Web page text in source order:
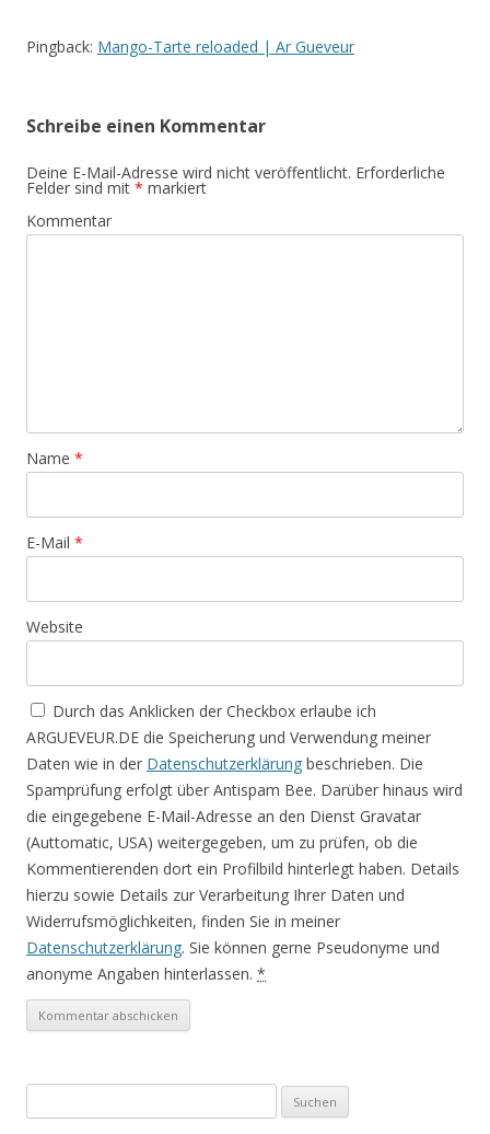
Pingback: Mango-Tarte reloaded | Ar Gueveur
Schreibe einen Kommentar
Deine E-Mail-Adresse wird nicht veröffentlicht. Erforderliche
Felder sind mit * markiert
Kommentar
Name *
E-Mail *
Website
Durch das Anklicken der Checkbox erlaube ich
ARGUEVEUR.DE die Speicherung und Verwendung meiner
Daten wie in der Datenschutzerklärung beschrieben. Die
Spamprüfung erfolgt über Antispam Bee. Darüber hinaus wird
die eingegebene E-Mail-Adresse an den Dienst Gravatar
(Auttomatic, USA) weitergegeben, um zu prüfen, ob die
Kommentierenden dort ein Profilbild hinterlegt haben. Details
hierzu sowie Details zur Verarbeitung Ihrer Daten und
Widerrufsmöglichkeiten, finden Sie in meiner
Datenschutzerklärung. Sie können gerne Pseudonyme und
anonyme Angaben hinterlassen. *
u